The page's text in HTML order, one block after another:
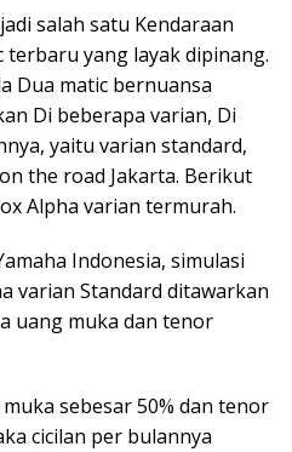
salah satu Kendaraan
terbaru yang layak dipinang.
Dua matic bernuansa
Di beberapa varian, Di
yaitu varian standard,
the road Jakarta. Berikut
Alpha varian termurah.
Indonesia, simulasi
varian Standard ditawarkan
uang muka dan tenor
sebesar 50% dan tenor
cicilan per bulannya